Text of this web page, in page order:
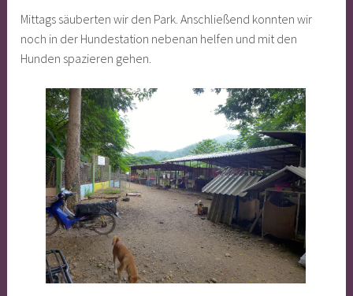
Mittags säuberten wir den Park. Anschließend konnten wir
noch in der Hundestation nebenan helfen und mit den
Hunden spazieren gehen.